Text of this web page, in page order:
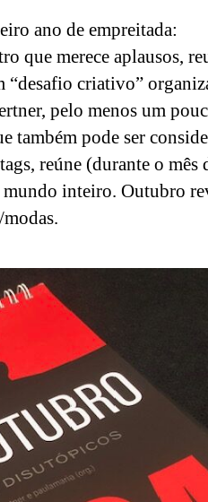
ano de empreitada:
que merece aplausos,
“desafio criativo”
pelo menos um
também pode ser
reúne (durante o mês
inteiro. Outubro